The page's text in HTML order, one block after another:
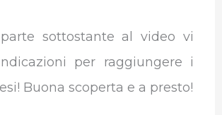
parte sottostante al video vi
per raggiungere i
Buona scoperta e a presto!